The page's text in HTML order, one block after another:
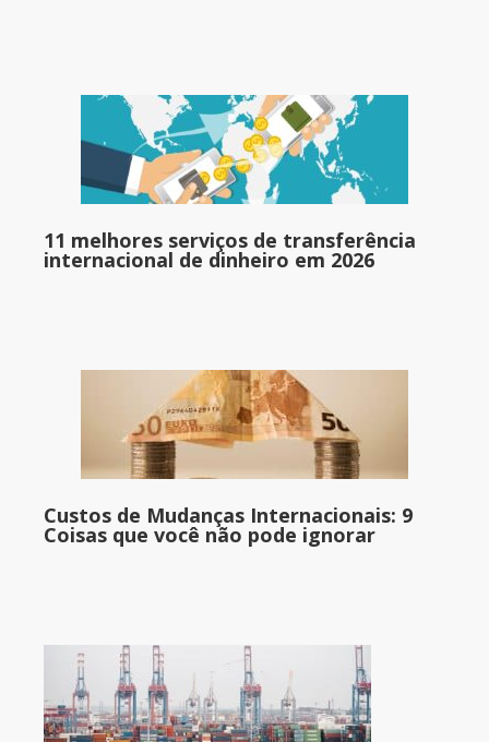
11 melhores serviços de transferência
internacional de dinheiro em 2026
Custos de Mudanças Internacionais: 9
Coisas que você não pode ignorar